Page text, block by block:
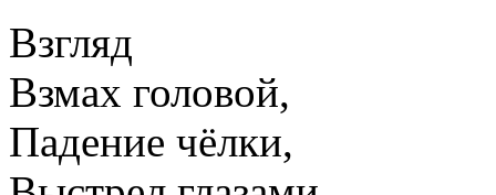
Взгляд
Взмах головой,
Падение чёлки,